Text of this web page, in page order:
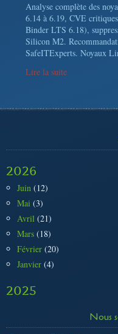
Analyse complète des
6.14 à 6.19, CVE
Binder LTS 6.18),
Silicon M2.
SafeITExperts. Noyaux
Lire la suite
2026
Juin (12)
Mai (3)
Avril (21)
Mars (18)
Février (20)
Janvier (4)
2025
Nous